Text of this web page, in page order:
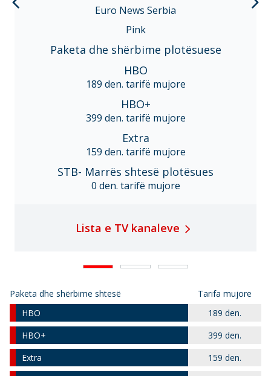
Euro News Serbia
Pink
Paketa dhe shërbime plotësuese
HBO
189 den. tarifë mujore
HBO+
399 den. tarifë mujore
Extra
159 den. tarifë mujore
STB- Marrës shtesë plotësues
0 den. tarifë mujore
Lista e TV kanaleve
Paketa dhe shërbime shtesë
Tarifa mujore
HBO
189 den.
HBO+
399 den.
Extra
159 den.